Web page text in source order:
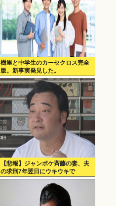
樹里と中学生のカーセクロス完全
版。新事実発見した。
【悲報】ジャンポケ斉藤の妻、夫
の求刑7年翌日にウキウキで
Instagram更新